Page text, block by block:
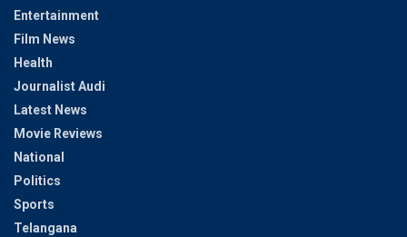
Entertainment
Film News
Health
Journalist Audi
Latest News
Movie Reviews
National
Politics
Sports
Telangana